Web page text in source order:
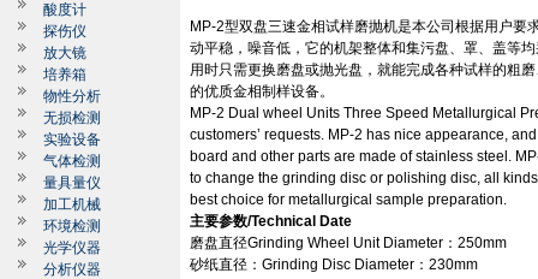
酸度计
探伤仪
放大镜
培养箱
物性分析
无损检测
实验设备
气体检测
量具量仪
加工机械
环境检测
光学仪器
分析仪器
MP-2型双盘三速金相试样磨抛机是本公司根据用户要
动平稳，噪音低，它的机架整体和集污盘、罩、盖等
用时只需更换磨盘或抛光盘，就能完成各种试样的粗
的优质金相制样设备。
MP-2 Dual wheel Units Three Speed Metallurgical
customers’ requests. MP-2 has nice appearance,
board and other parts are made of stainless steel.
to change the grinding disc or polishing disc, all
best choice for metallurgical sample preparation.
主要参数/Technical Date
磨盘直径Grinding Wheel Unit Diameter ： 250mm
砂纸直径： Grinding Disc Diameter ： 230mm